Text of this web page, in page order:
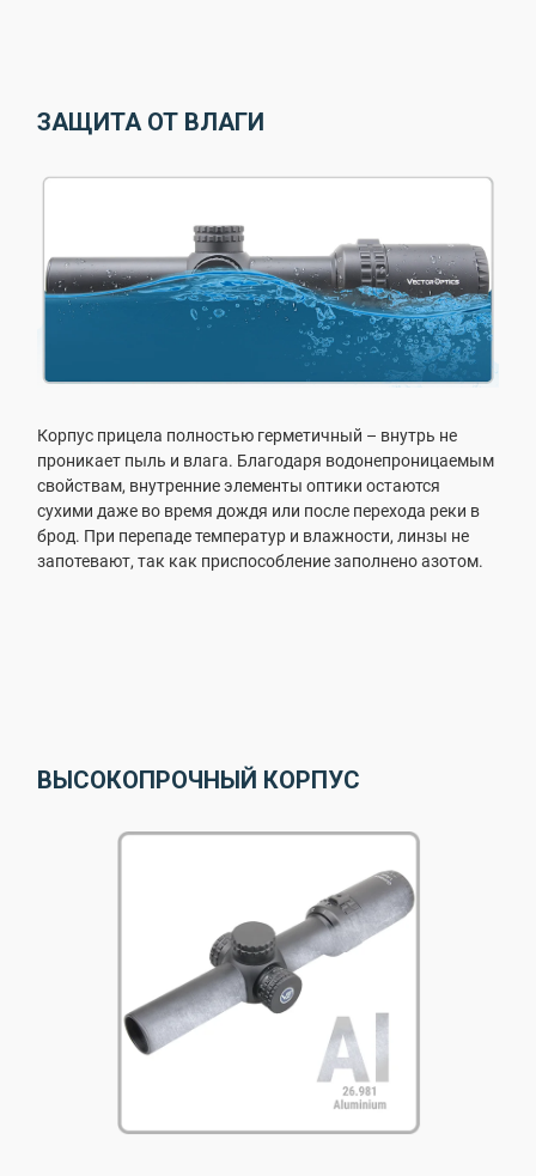
ЗАЩИТА ОТ ВЛАГИ
Корпус прицела полностью герметичный – внутрь не
проникает пыль и влага. Благодаря водонепроницаемым
свойствам, внутренние элементы оптики остаются
сухими даже во время дождя или после перехода реки в
брод. При перепаде температур и влажности, линзы не
запотевают, так как приспособление заполнено азотом.
ВЫСОКОПРОЧНЫЙ КОРПУС